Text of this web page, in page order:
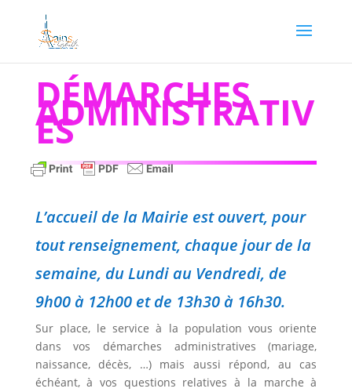
DÉMARCHES
ADMINISTRATIV
ES
L’accueil de la Mairie est ouvert, pour
tout renseignement, chaque jour de la
semaine, du Lundi au Vendredi, de
9h00 à 12h00 et de 13h30 à 16h30.
Sur place, le service à la population vous oriente
dans vos démarches administratives (mariage,
naissance, décès, …) mais aussi répond, au cas
échéant, à vos questions relatives à la marche à